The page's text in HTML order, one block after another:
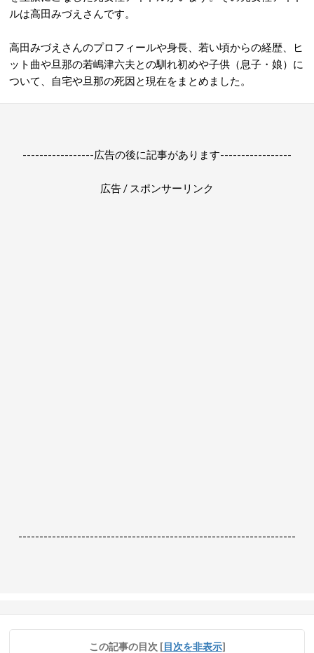
ルは高田みづえさんです。
高田みづえさんのプロフィールや身長、若い頃からの経歴、ヒ
ット曲や旦那の若嶋津六夫との馴れ初めや子供（息子・娘）に
ついて、自宅や旦那の死因と現在をまとめました。
-----------------広告の後に記事があります-----------------
広告 / スポンサーリンク
------------------------------------------------------------------
この記事の目次 [目次を非表示]